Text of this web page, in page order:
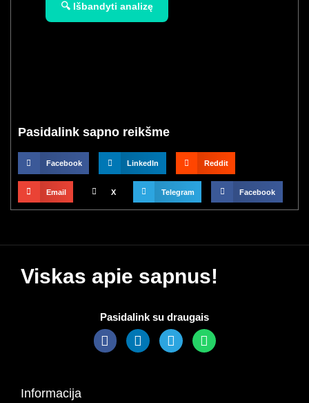
🔍 Išbandyti analizę
Pasidalink sapno reikšme
Facebook LinkedIn Reddit
Email X Telegram Facebook
Viskas apie sapnus!
Pasidalink su draugais
Informacija